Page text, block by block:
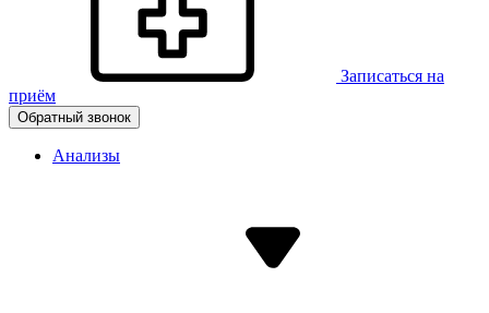
Записаться на
приём
Обратный звонок
Анализы